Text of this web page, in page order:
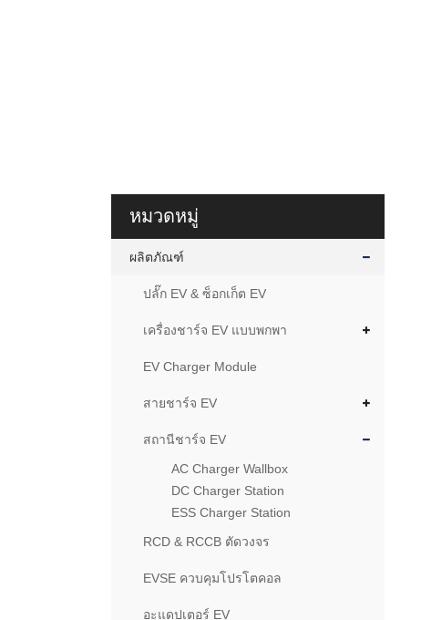
หมวดหมู่
ผลิตภัณฑ์
ปลั๊ก EV & ซ็อกเก็ต EV
เครื่องชาร์จ EV แบบพกพา
EV Charger Module
สายชาร์จ EV
สถานีชาร์จ EV
AC Charger Wallbox
DC Charger Station
ESS Charger Station
RCD & RCCB ตัดวงจร
EVSE ควบคุมโปรโตคอล
อะแดปเตอร์ EV